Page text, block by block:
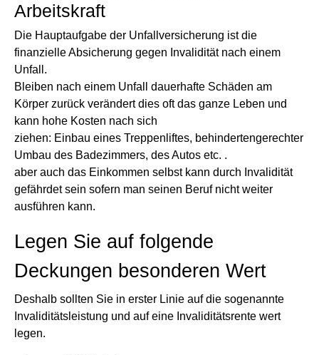
Arbeitskraft
Die Hauptaufgabe der Unfallversicherung ist die
finanzielle Absicherung gegen Invalidität nach einem
Unfall.
Bleiben nach einem Unfall dauerhafte Schäden am
Körper zurück verändert dies oft das ganze Leben und
kann hohe Kosten nach sich
ziehen: Einbau eines Treppenliftes, behindertengerechter
Umbau des Badezimmers, des Autos etc. .
aber auch das Einkommen selbst kann durch Invalidität
gefährdet sein sofern man seinen Beruf nicht weiter
ausführen kann.
Legen Sie auf folgende
Deckungen besonderen Wert
Deshalb sollten Sie in erster Linie auf die sogenannte
Invaliditätsleistung und auf eine Invaliditätsrente wert
legen.